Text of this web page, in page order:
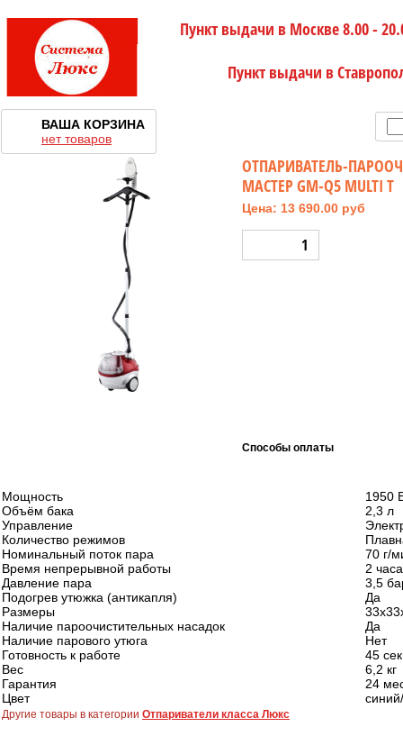
Пункт выдачи в Москве 8.00 -
Пункт выдачи в
ВАША КОРЗИНА
нет товаров
ОТПАРИВАТЕЛЬ-
МАСТЕР GM-Q5 MULTI T
Цена: 13 690.00 руб
Способы оплаты
Мощность
1950
Объём бака
2,3 л
Управление
Количество режимов
Номинальный поток пара
70 г/
Время непрерывной работы
2 часа
Давление пара
3,5
Подогрев утюжка (антикапля)
Да
Размеры
Наличие пароочистительных насадок
Да
Наличие парового утюга
Нет
Готовность к работе
45 сек
Вес
6,2 кг
Гарантия
24
Цвет
Другие товары в категории Отпариватели класса Люкс